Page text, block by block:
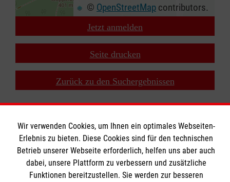
© OpenStreetMap contributors.
Jetzt anmelden
Seite drucken
Zurück zu den Suchergebnissen
Bildungszentrum Rettungsdienst
Wir verwenden Cookies, um Ihnen ein optimales Webseiten-
Erlebnis zu bieten. Diese Cookies sind für den technischen
Betrieb unserer Webseite erforderlich, helfen uns aber auch
dabei, unsere Plattform zu verbessern und zusätzliche
Funktionen bereitzustellen. Sie werden zur besseren